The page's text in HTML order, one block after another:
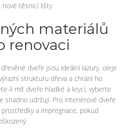
těsnicí lišty.
materiálů
renovaci
dveře jsou ideální lazury, oleje
strukturu dřeva a chrání ho
li mít dveře hladké a krycí, vyberte
snadno udržují. Pro interiérové dveře
a impregnace, pokud